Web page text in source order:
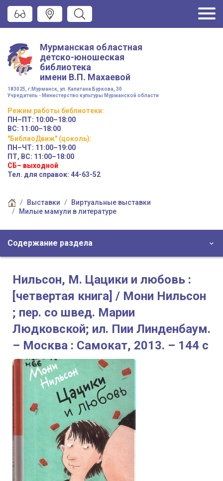
Мурманская областная
детско-юношеская
библиотека
имени В.П. Махаевой
183025, г.Мурманск, ул. Капитана Буркова, 30
Учредитель - Министерство культуры Мурманской области
Режим работы библиотеки:
ПН–ПТ: 10:00–18:00
ВС: 11:00–18:00
"БиблиоДвиж" (цоколь):
ПН–ЧТ: 11:00–19:00
ПТ, ВС: 11:00–18:00
СБ– выходной
Тел. для справок: 44-63-52
Выставки
Виртуальные выставки
Милые мамули в литературе
Содержание раздела
Нильсон, М. Цацики и любовь :
[четвертая книга] / Мони Нильсон
; пер. со швед. Марии
Людковской; ил. Пии Линденбаум.
– Москва : Самокат, 2013. – 144 с